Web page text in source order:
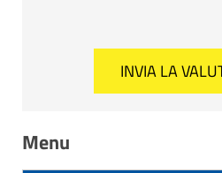
Menu